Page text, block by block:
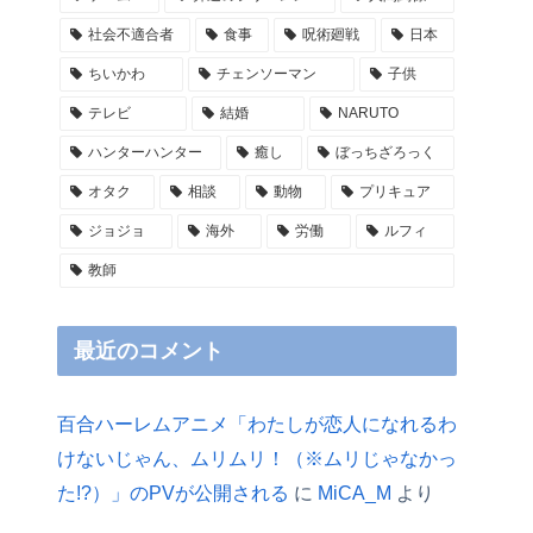
社会不適合者 食事 呪術廻戦 日本
ちいかわ チェンソーマン 子供
テレビ 結婚 NARUTO
ハンターハンター 癒し ぼっちざろっく
オタク 相談 動物 プリキュア
ジョジョ 海外 労働 ルフィ
教師
最近のコメント
百合ハーレムアニメ「わたしが恋人になれるわ
けないじゃん、ムリムリ！（※ムリじゃなかっ
た!?）」のPVが公開される に MiCA_M より